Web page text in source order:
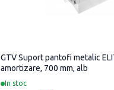
In stoc
GTV Suport pantofi metalic
amortizare, 700 mm, alb